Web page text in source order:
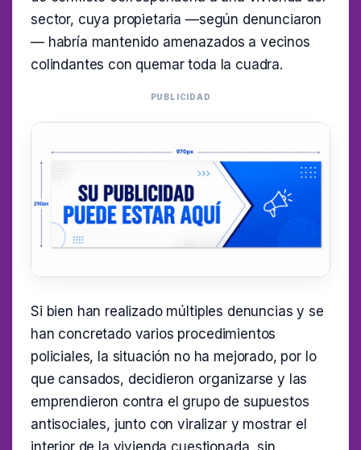
sector, cuya propietaria —según denunciaron
— habría mantenido amenazados a vecinos
colindantes con quemar toda la cuadra.
PUBLICIDAD
Si bien han realizado múltiples denuncias y se
han concretado varios procedimientos
policiales, la situación no ha mejorado, por lo
que cansados, decidieron organizarse y las
emprendieron contra el grupo de supuestos
antisociales, junto con viralizar y mostrar el
interior de la vivienda cuestionada, sin